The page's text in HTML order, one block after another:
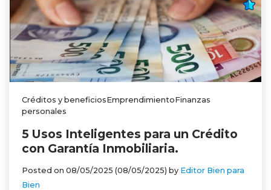
Créditos y beneficiosEmprendimientoFinanzas
personales
5 Usos Inteligentes para un Crédito
con Garantía Inmobiliaria.
Posted on 08/05/2025 (08/05/2025) by Editor Bien para
Bien